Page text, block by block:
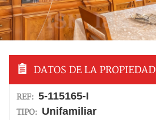
DATOS DE LA PROPIEDAD
REF: 5-115165-I
TIPO: Unifamiliar